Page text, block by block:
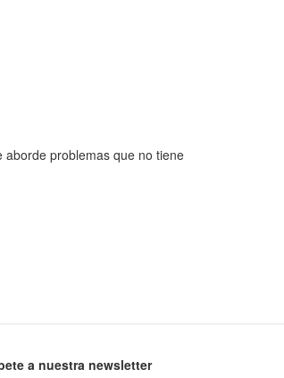
problemas que no tiene
a nuestra newsletter